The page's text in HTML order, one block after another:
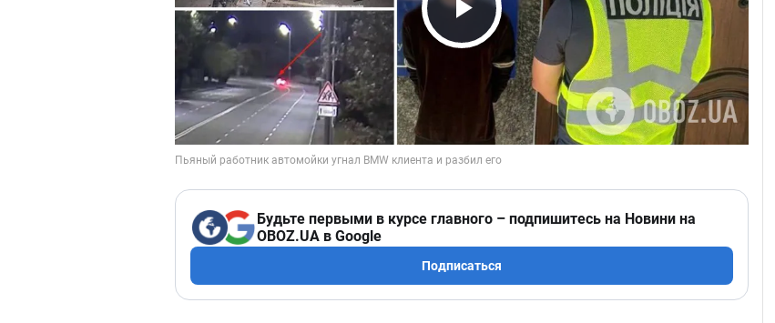
Play Video
Будьте первыми в курсе главного – подпишитесь на Новини на
OBOZ.UA в Google
Подписаться